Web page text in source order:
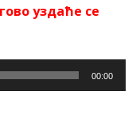
уздаће се
00:00